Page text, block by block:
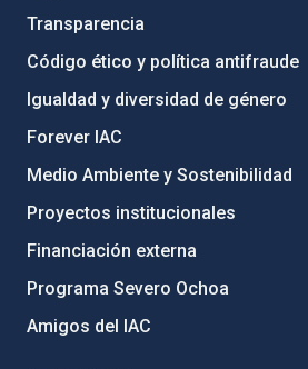
Transparencia
Código ético y política antifraude
Igualdad y diversidad de género
Forever IAC
Medio Ambiente y Sostenibilidad
Proyectos institucionales
Financiación externa
Programa Severo Ochoa
Amigos del IAC